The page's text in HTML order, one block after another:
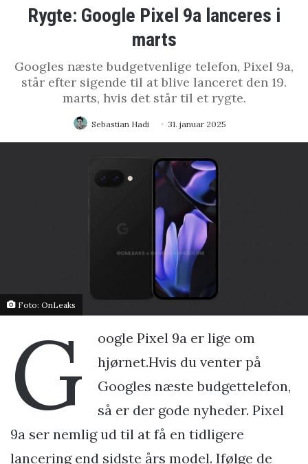
Rygte: Google Pixel 9a lanceres i
marts
Googles næste budgetvenlige telefon, Pixel 9a,
står efter sigende til at blive lanceret den 19.
marts, hvis det står til et rygte.
Sebastian Hadi 31. januar 2025
Foto: OnLeaks
G
oogle Pixel 9a er lige om
hjørnet.Hvis du venter på
Googles næste budgettelefon,
så er der gode nyheder. Pixel
9a ser nemlig ud til at få en tidligere
lancering end sidste års model. Ifølge de